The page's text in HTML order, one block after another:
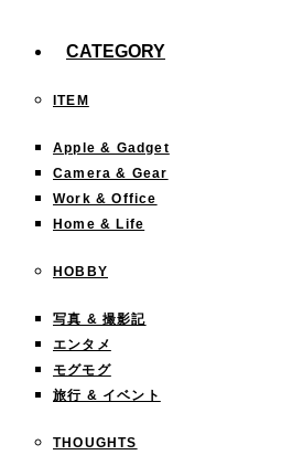
CATEGORY
ITEM
Apple & Gadget
Camera & Gear
Work & Office
Home & Life
HOBBY
写真 & 撮影記
エンタメ
モグモグ
旅行 & イベント
THOUGHTS